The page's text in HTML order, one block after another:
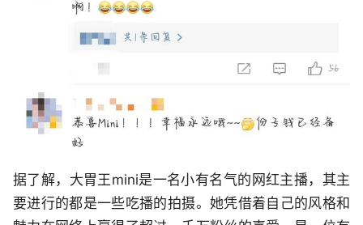
据了解，大胃王mini是一名小有名气的网红主播，其主
要进行的都是一些吃播的拍摄。她凭借着自己的风格和